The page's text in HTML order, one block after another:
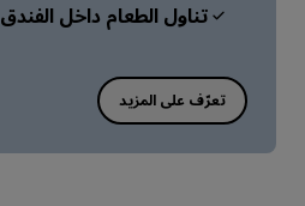
تناول الطعام داخل الفندق